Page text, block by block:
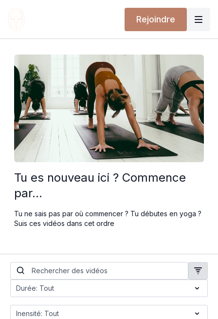
Rejoindre
Tu es nouveau ici ? Commence
par...
Tu ne sais pas par où commencer ? Tu débutes en yoga ?
Suis ces vidéos dans cet ordre